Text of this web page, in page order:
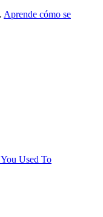
Aprende cómo se
Used To